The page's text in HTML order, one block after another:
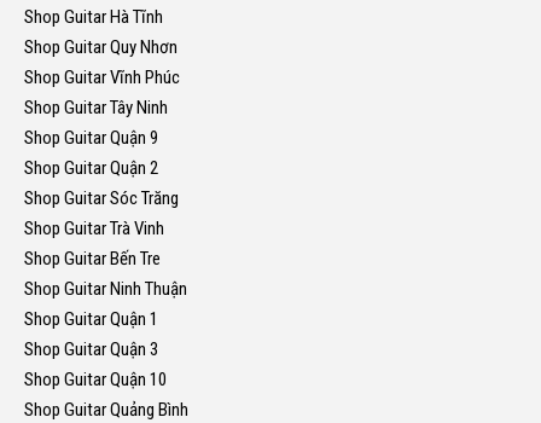
Shop Guitar Hà Tĩnh
Shop Guitar Quy Nhơn
Shop Guitar Vĩnh Phúc
Shop Guitar Tây Ninh
Shop Guitar Quận 9
Shop Guitar Quận 2
Shop Guitar Sóc Trăng
Shop Guitar Trà Vinh
Shop Guitar Bến Tre
Shop Guitar Ninh Thuận
Shop Guitar Quận 1
Shop Guitar Quận 3
Shop Guitar Quận 10
Shop Guitar Quảng Bình